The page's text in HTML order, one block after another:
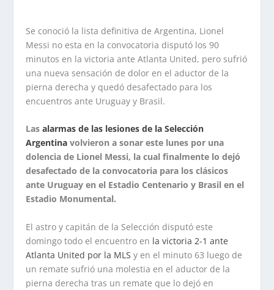
Se conoció la lista definitiva de Argentina, Lionel
Messi no esta en la convocatoria disputó los 90
minutos en la victoria ante Atlanta United, pero sufrió
una nueva sensación de dolor en el aductor de la
pierna derecha y quedó desafectado para los
encuentros ante Uruguay y Brasil.
Lasalarmas de las lesiones de la Selección
Argentina volvieron a sonar este lunes por una
dolencia de Lionel Messi, la cual finalmente lo dejó
desafectado de la convocatoria para los clásicos
ante Uruguay en el Estadio Centenario y Brasil en el
Estadio Monumental.
El astro y capitán de la Selección disputó este
domingo todo el encuentro en la victoria 2-1 ante
Atlanta United por la MLS y en el minuto 63 luego de
un remate sufrió una molestia en el aductor de la
pierna derecha tras un remate que lo dejó en